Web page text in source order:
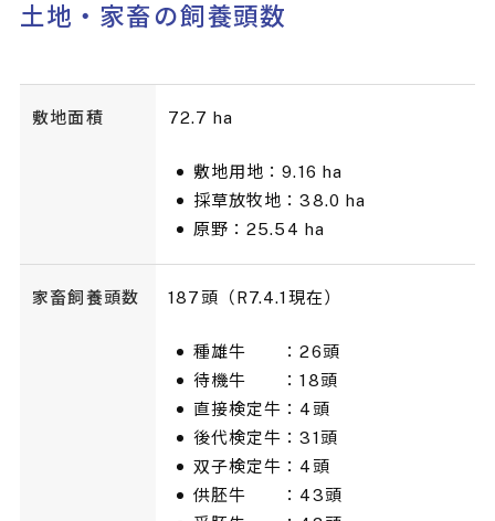
土地・家畜の飼養頭数
敷地面積 72.7 ha
敷地用地：9.16 ha
採草放牧地：38.0 ha
原野：25.54 ha
家畜飼養頭数 187頭（R7.4.1現在）
種雄牛 ：26頭
待機牛 ：18頭
直接検定牛：4頭
後代検定牛：31頭
双子検定牛：4頭
供胚牛 ：43頭